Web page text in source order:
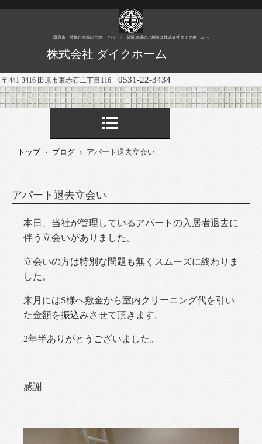
田原市・豊橋市南部の土地・アパート・貸駐車場のご相談は株式会社ダイクホームへ
株式会社 ダイクホーム
〒441-3416 田原市東赤石二丁目116 0531-22-3434
トップ › ブログ › アパート退去立会い
アパート退去立会い
本日、当社が管理しているアパートの入居者退去に
伴う立会いがありました。
立会いの方は特別な問題も無くスムーズに終わりま
した。
来月にはS様へ敷金から室内クリーニング代を引い
た金額を振込みさせて頂きます。
2年半ありがとうございました。
感謝